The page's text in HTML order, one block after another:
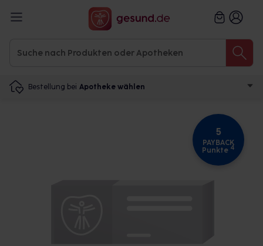
Bestellung bei Apotheke wählen
5
PAYBACK
Punkte 4